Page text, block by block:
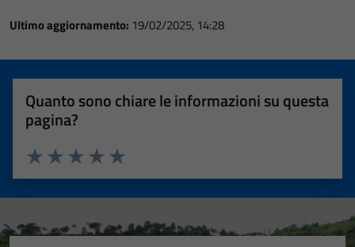
Ultimo aggiornamento: 19/02/2025, 14:28
Quanto sono chiare le informazioni su questa
pagina?
Valuta 5 stelle su 5
Valuta 4 stelle su 5
Valuta 3 stelle su 5
Valuta 2 stelle su 5
Valuta 1 stelle su 5